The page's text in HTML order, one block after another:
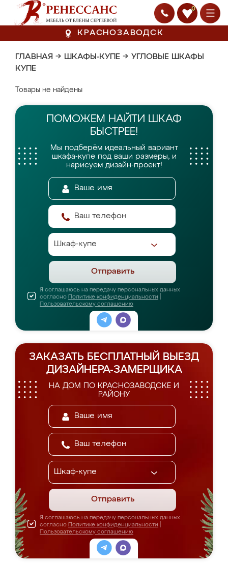
0
КРАСНОЗАВОДСК
ГЛАВНАЯ → ШКАФЫ-КУПЕ → УГЛОВЫЕ ШКАФЫ
КУПЕ
Товары не найдены
ПОМОЖЕМ НАЙТИ ШКАФ
БЫСТРЕЕ!
Мы подберём идеальный вариант
шкафа-купе под ваши размеры, и
нарисуем дизайн-проект!
Отправить
Я соглашаюсь на передачу персональных данных
согласно Политике конфиденциальности
Пользовательскому соглашению
ЗАКАЗАТЬ БЕСПЛАТНЫЙ ВЫЕЗД
ДИЗАЙНЕРА-ЗАМЕРЩИКА
НА ДОМ ПО КРАСНОЗАВОДСКЕ И
РАЙОНУ
Отправить
Я соглашаюсь на передачу персональных данных
согласно Политике конфиденциальности
Пользовательскому соглашению